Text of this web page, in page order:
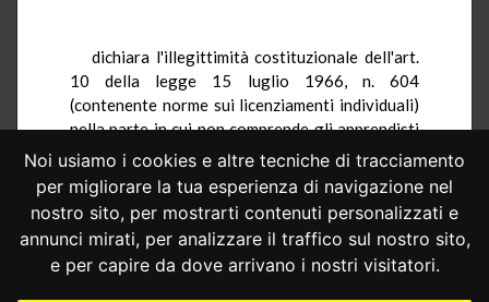
Noi usiamo i cookies e altre tecniche di tracciamento
per migliorare la tua esperienza di navigazione nel
nostro sito, per mostrarti contenuti personalizzati e
annunci mirati, per analizzare il traffico sul nostro sito,
e per capire da dove arrivano i nostri visitatori.
dichiara l'illegittimità costituzionale dell'art.
10 della legge 15 luglio 1966, n. 604
(contenente norme sui licenziamenti individuali)
nella parte in cui non comprende gli apprendisti
tra i beneficiari della indennità dovuta ai sensi
dell'art. 9 della stessa legge.
Così deciso in Roma, nella sede della Corte
costituzionale, Palazzo della Consulta, il 29